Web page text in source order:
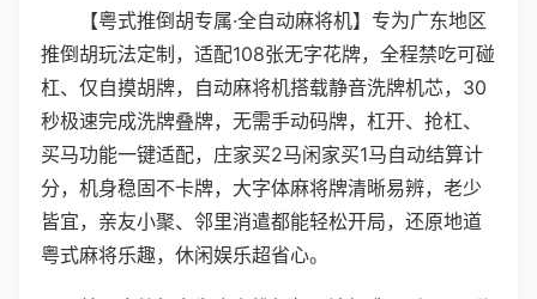
【粤式推倒胡专属·全自动麻将机】专为广东地区
推倒胡玩法定制，适配108张无字花牌，全程禁吃可碰
杠、仅自摸胡牌，自动麻将机搭载静音洗牌机芯，30
秒极速完成洗牌叠牌，无需手动码牌，杠开、抢杠、
买马功能一键适配，庄家买2马闲家买1马自动结算计
分，机身稳固不卡牌，大字体麻将牌清晰易辨，老少
皆宜，亲友小聚、邻里消遣都能轻松开局，还原地道
粤式麻将乐趣，休闲娱乐超省心。